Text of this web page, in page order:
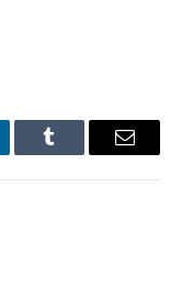
Tumblr Имэйл